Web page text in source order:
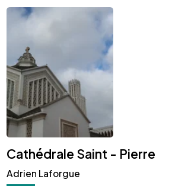
Cathédrale Saint - Pierre
Adrien Laforgue